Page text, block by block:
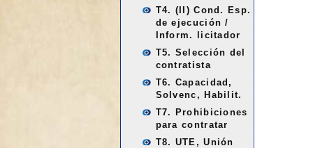
T4. (II) Cond. Esp.
de ejecución /
Inform. licitador
T5. Selección del
contratista
T6. Capacidad,
Solvenc, Habilit.
T7. Prohibiciones
para contratar
T8. UTE, Unión